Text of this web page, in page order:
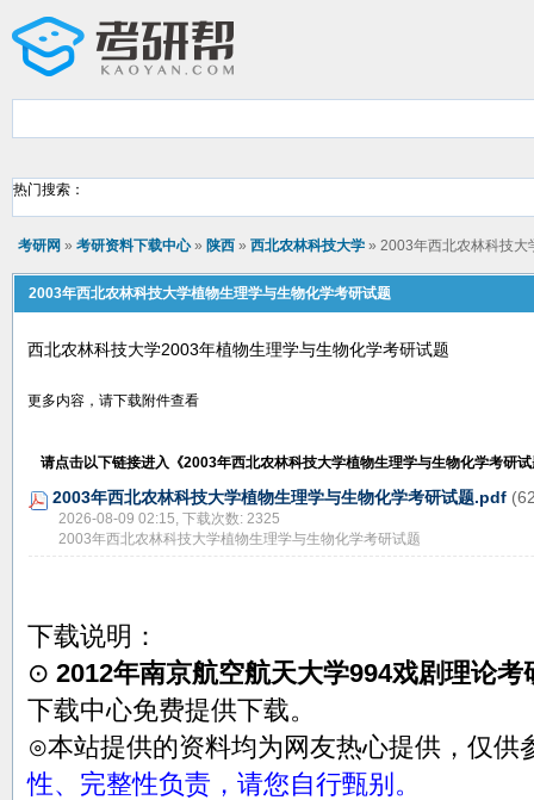
热门搜索：
考研网 » 考研资料下载中心» 陕西 » 西北农林科技大学 » 2003年西北农林科技大
2003年西北农林科技大学植物生理学与生物化学考研试题
西北农林科技大学2003年植物生理学与生物化学考研试题
更多内容，请下载附件查看
请点击以下链接进入《2003年西北农林科技大学植物生理学与生物化学考研
2003年西北农林科技大学植物生理学与生物化学考研试题.pdf
2026-08-09 02:15, 下载次数: 2325
2003年西北农林科技大学植物生理学与生物化学考研试题
下载说明：
⊙ 2012年南京航空航天大学994戏剧理论
下载中心免费提供下载。
⊙本站提供的资料均为网友热心提供，仅供
性、完整性负责，请您自行甄别。